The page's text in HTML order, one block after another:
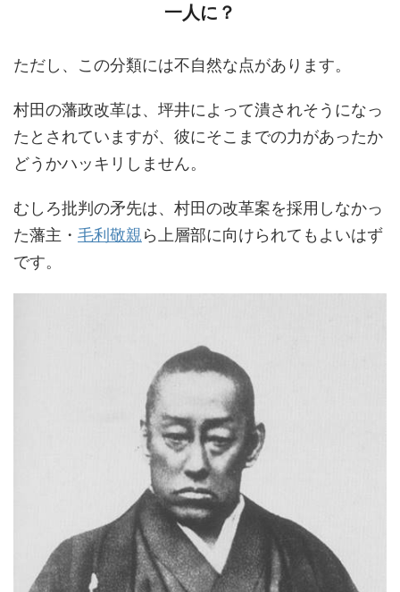
一人に？
ただし、この分類には不自然な点があります。
村田の藩政改革は、坪井によって潰されそうになっ
たとされていますが、彼にそこまでの力があったか
どうかハッキリしません。
むしろ批判の矛先は、村田の改革案を採用しなかっ
た藩主・ 毛利敬親ら上層部に向けられてもよいはず
です。